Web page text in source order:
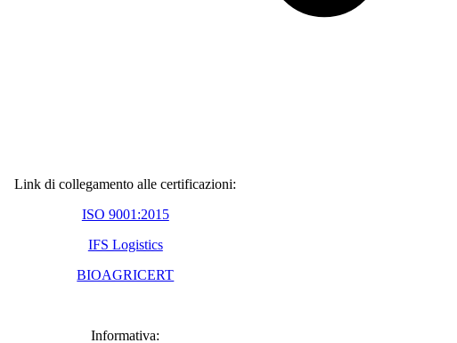
Link di collegamento alle certificazioni:
ISO 9001:2015
IFS Logistics
BIOAGRICERT
Informativa: